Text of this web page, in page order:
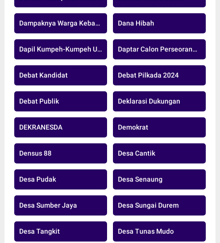
Dampaknya Warga Kebanjiran Dana Hibah
Dapil Kumpeh-Kumpeh Ulu Daptar Calon Perseorangan.
Debat Kandidat Debat Pilkada 2024
Debat Publik Deklarasi Dukungan
DEKRANESDA Demokrat
Densus 88 Desa Cantik
Desa Pudak Desa Senaung
Desa Sumber Jaya Desa Sungai Durem
Desa Tangkit Desa Tunas Mudo